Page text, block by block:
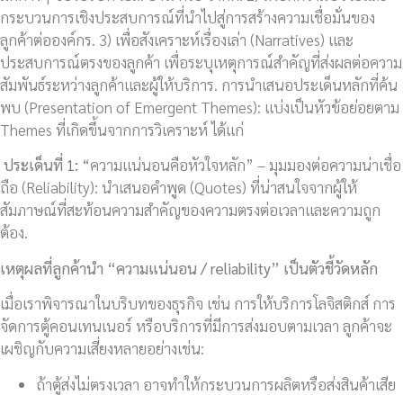
กระบวนการเชิงประสบการณ์ที่นำไปสู่การสร้างความเชื่อมั่นของ
ลูกค้าต่อองค์กร. 3) เพื่อสังเคราะห์เรื่องเล่า (Narratives) และ
ประสบการณ์ตรงของลูกค้า เพื่อระบุเหตุการณ์สำคัญที่ส่งผลต่อความ
สัมพันธ์ระหว่างลูกค้าและผู้ให้บริการ. การนำเสนอประเด็นหลักที่ค้น
พบ (Presentation of Emergent Themes): แบ่งเป็นหัวข้อย่อยตาม
Themes ที่เกิดขึ้นจากการวิเคราะห์ ได้แก่
ประเด็นที่ 1: “ความแน่นอนคือหัวใจหลัก” – มุมมองต่อความน่าเชื่อ
ถือ (Reliability): นำเสนอคำพูด (Quotes) ที่น่าสนใจจากผู้ให้
สัมภาษณ์ที่สะท้อนความสำคัญของความตรงต่อเวลาและความถูก
ต้อง.
เหตุผลที่ลูกค้านำ “ความแน่นอน /reliability” เป็นตัวชี้วัดหลัก
เมื่อเราพิจารณาในบริบทของธุรกิจ เช่น การให้บริการโลจิสติกส์ การ
จัดการตู้คอนเทนเนอร์ หรือบริการที่มีการส่งมอบตามเวลา ลูกค้าจะ
เผชิญกับความเสี่ยงหลายอย่างเช่น:
ถ้าตู้ส่งไม่ตรงเวลา อาจทำให้กระบวนการผลิตหรือส่งสินค้าเสีย